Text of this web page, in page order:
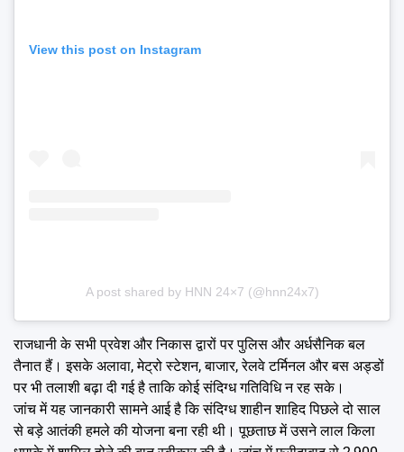
View this post on Instagram
A post shared by HNN 24×7 (@hnn24x7)
राजधानी के सभी प्रवेश और निकास द्वारों पर पुलिस और अर्धसैनिक बल
तैनात हैं। इसके अलावा, मेट्रो स्टेशन, बाजार, रेलवे टर्मिनल और बस अड्डों
पर भी तलाशी बढ़ा दी गई है ताकि कोई संदिग्ध गतिविधि न रह सके।
जांच में यह जानकारी सामने आई है कि संदिग्ध शाहीन शाहिद पिछले दो साल
से बड़े आतंकी हमले की योजना बना रही थी। पूछताछ में उसने लाल किला